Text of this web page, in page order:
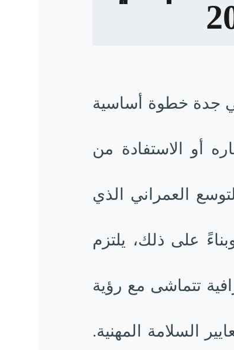
جدة خطوة أساسية
أو الاستفادة من
العمراني الذي
على ذلك، يلتزم
تتماشى مع رؤية
أدق معايير السلامة المهنية.